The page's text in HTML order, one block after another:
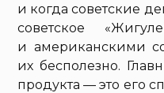
и когда советские
советское
и американскими
их бесполезно.
продукта — это его